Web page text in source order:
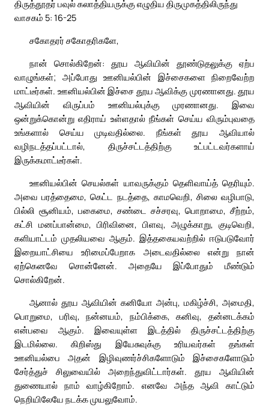
திருத்தூதர் பவுல் கலாத்தியருக்கு எழுதிய திருமுகத்திலிருந்து
வாசகம் 5: 16-25
சகோதரர் சகோதரிகளே,
நான் சொல்கிறேன்: தூய ஆவியின் தூண்டுதலுக்கு ஏற்ப
வாழுங்கள்; அப்போது ஊனியல்பின் இச்சைகளை நிறைவேற்ற
மாட்டீர்கள். ஊனியல்பின் இச்சை தூய ஆவிக்கு முரணானது. தூய
ஆவியின் விருப்பம் ஊனியல்புக்கு முரணானது. இவை
ஒன்றுக்கொன்று எதிராய் உள்ளதால் நீங்கள் செய்ய விரும்புவதை
உங்களால் செய்ய முடிவதில்லை. நீங்கள் தூய ஆவியால்
வழிநடத்தப்பட்டால், திருச்சட்டத்திற்கு உட்பட்டவர்களாய்
இருக்கமாட்டீர்கள்.
ஊனியல்பின் செயல்கள் யாவருக்கும் தெளிவாய்த் தெரியும்.
அவை பரத்தைமை, கெட்ட நடத்தை, காமவெறி, சிலை வழிபாடு,
பில்லி சூனியம், பகைமை, சண்டை சச்சரவு, பொறாமை, சீற்றம்,
கட்சி மனப்பான்மை, பிரிவினை, பிளவு, அழுக்காறு, குடிவெறி,
களியாட்டம் முதலியவை ஆகும். இத்தகையவற்றில் ஈடுபடுவோர்
இறையாட்சியை உரிமைப்பேறாக அடைவதில்லை என்று நான்
ஏற்கெனவே சொன்னேன். அதையே இப்போதும் மீண்டும்
சொல்கிறேன்.
ஆனால் தூய ஆவியின் கனியோ அன்பு, மகிழ்ச்சி, அமைதி,
பொறுமை, பரிவு, நன்னயம், நம்பிக்கை, கனிவு, தன்னடக்கம்
என்பவை ஆகும். இவையுள்ள இடத்தில் திருச்சட்டத்திற்கு
இடமில்லை. கிறிஸ்து இயேசுவுக்கு உரியவர்கள் தங்கள்
ஊனியல்பை அதன் இழிவுணர்ச்சிகளோடும் இச்சைகளோடும்
சேர்த்துச் சிலுவையில் அறைந்துவிட்டார்கள். தூய ஆவியின்
துணையால் நாம் வாழ்கிறோம். எனவே அந்த ஆவி காட்டும்
நெறியிலேயே நடக்க முயலுவோம்.